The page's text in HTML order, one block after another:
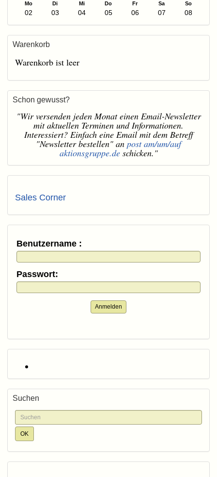
Mo Di Mi Do Fr Sa So
02 03 04 05 06 07 08
Warenkorb
Warenkorb ist leer
Schon gewusst?
"Wir versenden jeden Monat einen Email-Newsletter
mit aktuellen Terminen und Informationen.
Interessiert? Einfach eine Email mit dem Betreff
"Newsletter bestellen" an post am/um/auf
aktionsgruppe.deschicken."
Sales Corner
Benutzername :
Passwort:
Anmelden
Suchen